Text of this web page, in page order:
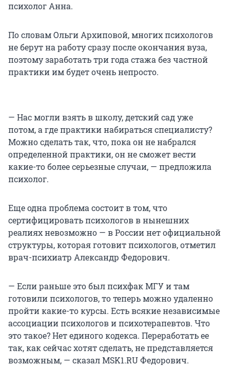
психолог Анна.
По словам Ольги Архиповой, многих психологов
не берут на работу сразу после окончания вуза,
поэтому заработать три года стажа без частной
практики им будет очень непросто.
— Нас могли взять в школу, детский сад уже
потом, а где практики набираться специалисту?
Можно сделать так, что, пока он не набрался
определенной практики, он не сможет вести
какие-то более серьезные случаи, — предложила
психолог.
Еще одна проблема состоит в том, что
сертифицировать психологов в нынешних
реалиях невозможно — в России нет официальной
структуры, которая готовит психологов, отметил
врач-психиатр Александр Федорович.
— Если раньше это был психфак МГУ и там
готовили психологов, то теперь можно удаленно
пройти какие-то курсы. Есть всякие независимые
ассоциации психологов и психотерапевтов. Что
это такое? Нет единого кодекса. Переработать ее
так, как сейчас хотят сделать, не представляется
возможным, — сказал MSK1.RU Федорович.